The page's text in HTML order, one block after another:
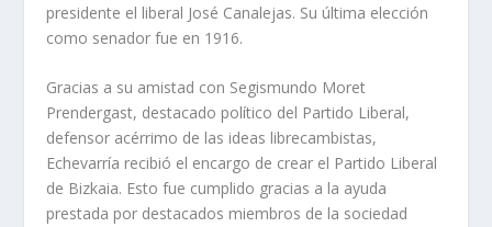
presidente el liberal José Canalejas. Su última elección
como senador fue en 1916.
Gracias a su amistad con Segismundo Moret
Prendergast, destacado político del Partido Liberal,
defensor acérrimo de las ideas librecambistas,
Echevarría recibió el encargo de crear el Partido Liberal
de Bizkaia. Esto fue cumplido gracias a la ayuda
prestada por destacados miembros de la sociedad